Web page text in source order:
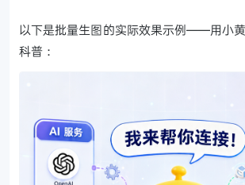
以下是批量生图的实际效果示例——用小
科普：